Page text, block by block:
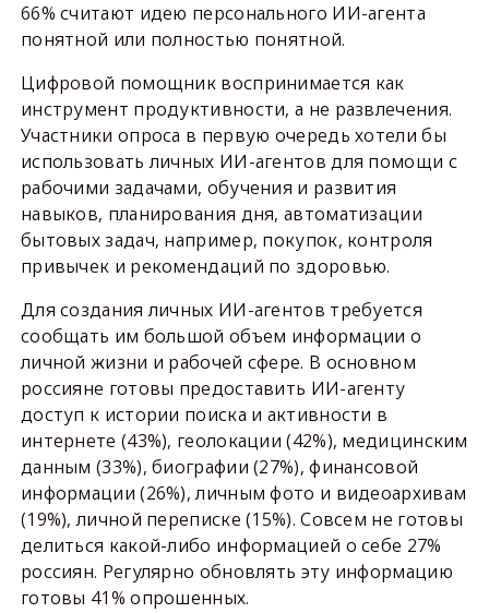
66% считают идею персонального ИИ-агента
понятной или полностью понятной.
Цифровой помощник воспринимается как
инструмент продуктивности, а не развлечения.
Участники опроса в первую очередь хотели бы
использовать личных ИИ-агентов для помощи с
рабочими задачами, обучения и развития
навыков, планирования дня, автоматизации
бытовых задач, например, покупок, контроля
привычек и рекомендаций по здоровью.
Для создания личных ИИ-агентов требуется
сообщать им большой объем информации о
личной жизни и рабочей сфере. В основном
россияне готовы предоставить ИИ-агенту
доступ к истории поиска и активности в
интернете (43%), геолокации (42%), медицинским
данным (33%), биографии (27%), финансовой
информации (26%), личным фото и видеоархивам
(19%), личной переписке (15%). Совсем не готовы
делиться какой-либо информацией о себе 27%
россиян. Регулярно обновлять эту информацию
готовы 41% опрошенных.